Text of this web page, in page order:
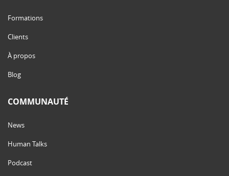
Formations
Clients
À propos
Blog
COMMUNAUTÉ
News
Human Talks
Podcast